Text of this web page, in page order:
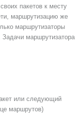
пакетов к месту
маршрутизацию же
маршрутизаторы
маршрутизатора
или следующий
маршрутов)